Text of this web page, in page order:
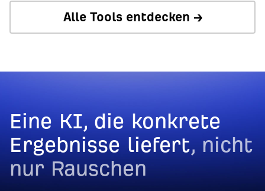
Social Media Manager →
Alle Tools entdecken →
Eine KI, die konkrete
Ergebnisse liefert, nicht
nur Rauschen